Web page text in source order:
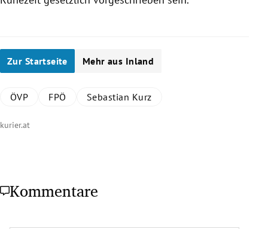
Zur Startseite Mehr aus Inland
ÖVP FPÖ Sebastian Kurz
kurier.at
Kommentare